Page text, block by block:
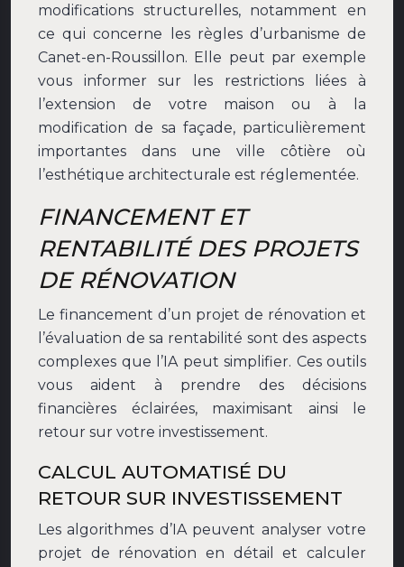
modifications structurelles, notamment en
ce qui concerne les règles d’urbanisme de
Canet-en-Roussillon. Elle peut par exemple
vous informer sur les restrictions liées à
l’extension de votre maison ou à la
modification de sa façade, particulièrement
importantes dans une ville côtière où
l’esthétique architecturale est réglementée.
FINANCEMENT ET
RENTABILITÉ DES PROJETS
DE RÉNOVATION
Le financement d’un projet de rénovation et
l’évaluation de sa rentabilité sont des aspects
complexes que l’IA peut simplifier. Ces outils
vous aident à prendre des décisions
financières éclairées, maximisant ainsi le
retour sur votre investissement.
CALCUL AUTOMATISÉ DU
RETOUR SUR INVESTISSEMENT
Les algorithmes d’IA peuvent analyser votre
projet de rénovation en détail et calculer